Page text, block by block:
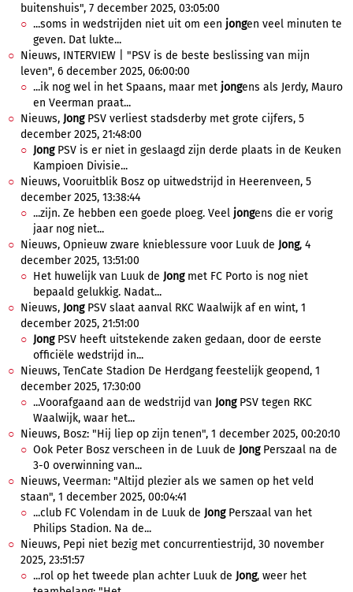
buitenshuis", 7 december 2025, 03:05:00
...soms in wedstrijden niet uit om een jongen veel minuten te
geven. Dat lukte...
Nieuws, INTERVIEW | "PSV is de beste beslissing van mijn
leven", 6 december 2025, 06:00:00
...ik nog wel in het Spaans, maar met jongens als Jerdy, Mauro
en Veerman praat...
Nieuws, JongPSV verliest stadsderby met grote cijfers, 5
december 2025, 21:48:00
JongPSV is er niet in geslaagd zijn derde plaats in de Keuken
Kampioen Divisie...
Nieuws, Vooruitblik Bosz op uitwedstrijd in Heerenveen, 5
december 2025, 13:38:44
...zijn. Ze hebben een goede ploeg. Veel jongens die er vorig
jaar nog niet...
Nieuws, Opnieuw zware knieblessure voor Luuk de Jong, 4
december 2025, 13:51:00
Het huwelijk van Luuk de Jongmet FC Porto is nog niet
bepaald gelukkig. Nadat...
Nieuws, JongPSV slaat aanval RKC Waalwijk af en wint, 1
december 2025, 21:51:00
JongPSV heeft uitstekende zaken gedaan, door de eerste
officiële wedstrijd in...
Nieuws, TenCate Stadion De Herdgang feestelijk geopend, 1
december 2025, 17:30:00
...Voorafgaand aan de wedstrijd van JongPSV tegen RKC
Waalwijk, waar het...
Nieuws, Bosz: "Hij liep op zijn tenen", 1 december 2025, 00:20:10
Ook Peter Bosz verscheen in de Luuk de JongPerszaal na de
3-0 overwinning van...
Nieuws, Veerman: "Altijd plezier als we samen op het veld
staan", 1 december 2025, 00:04:41
...club FC Volendam in de Luuk de JongPerszaal van het
Philips Stadion. Na de...
Nieuws, Pepi niet bezig met concurrentiestrijd, 30 november
2025, 23:51:57
...rol op het tweede plan achter Luuk de Jong, weer het